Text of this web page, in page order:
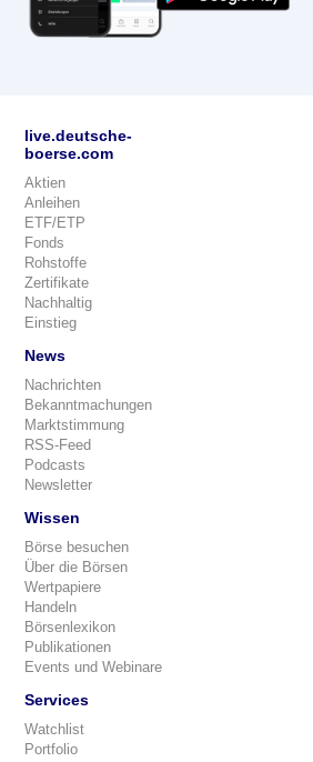
live.deutsche-
boerse.com
Aktien
Anleihen
ETF/ETP
Fonds
Rohstoffe
Zertifikate
Nachhaltig
Einstieg
News
Nachrichten
Bekanntmachungen
Marktstimmung
RSS-Feed
Podcasts
Newsletter
Wissen
Börse besuchen
Über die Börsen
Wertpapiere
Handeln
Börsenlexikon
Publikationen
Events und Webinare
Services
Watchlist
Portfolio